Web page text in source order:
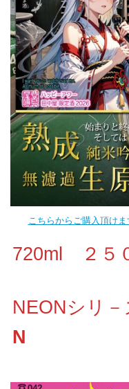
こちらからご購入頂け
720ml ２５
NEONシリ
N